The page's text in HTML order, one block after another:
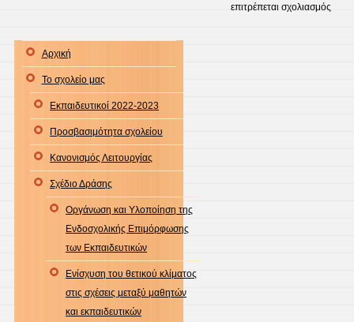
επιτρέπεται σχολιασμός
Αρχική
Το σχολείο μας
Εκπαιδευτικοί 2022-2023
Προσβασιμότητα σχολείου
Κανονισμός Λειτουργίας
Σχέδιο Δράσης
Οργάνωση και Υλοποίηση της
Ενδοσχολικής Επιμόρφωσης
των Εκπαιδευτικών
Ενίσχυση του θετικού κλίματος
στις σχέσεις μεταξύ μαθητών
και εκπαιδευτικών